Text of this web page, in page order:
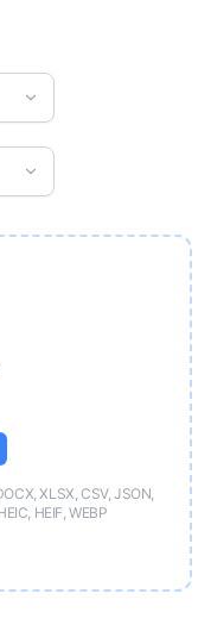
XLSX, CSV, JSON,
HEIF, WEBP